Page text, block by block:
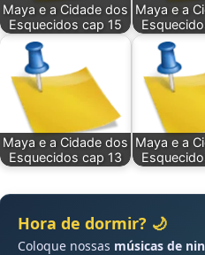
Maya e a Cidade dos
Esquecidos cap 15
Maya e a
Maya e a Cidade dos
Esquecidos cap 13
Maya e a
Hora de dormir? 🌙
Coloque nossas músicas de